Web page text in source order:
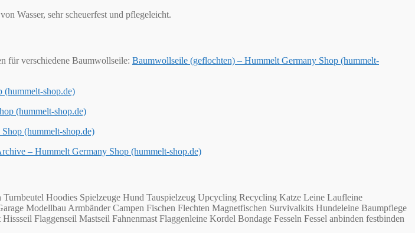
Wasser, sehr scheuerfest und pflegeleicht.
für verschiedene Baumwollseile: Baumwollseile (geflochten) – Hummelt Germany Shop (hummelt-
(hummelt-shop.de)
(hummelt-shop.de)
(hummelt-shop.de)
– Hummelt Germany Shop (hummelt-shop.de)
Hoodies Spielzeuge Hund Tauspielzeug Upcycling Recycling Katze Leine Laufleine
Modellbau Armbänder Campen Fischen Flechten Magnetfischen Survivalkits Hundeleine Baumpflege
Flaggenseil Mastseil Fahnenmast Flaggenleine Kordel Bondage Fesseln Fessel anbinden festbinden